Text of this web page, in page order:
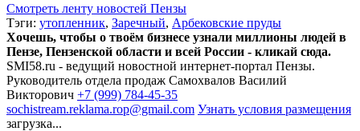
Смотреть ленту новостей Пензы
Тэги: утопленник, Заречный, Арбековские пруды
Хочешь, чтобы о твоём бизнесе узнали миллионы людей в
Пензе, Пензенской области и всей России - кликай сюда.
SMI58.ru - ведущий новостной интернет-портал Пензы.
Руководитель отдела продаж Самохвалов Василий
Викторович +7 (999) 784-45-35
sochistream.reklama.rop@gmail.com Узнать условия размещения
загрузка...